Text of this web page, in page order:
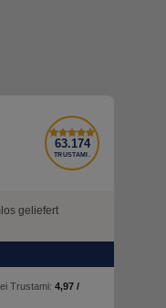
63.174
TRUSTAMI.
geliefert
geliefert
Trustami: 4,97 /